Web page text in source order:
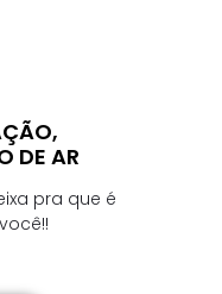
DE AR
pra que é